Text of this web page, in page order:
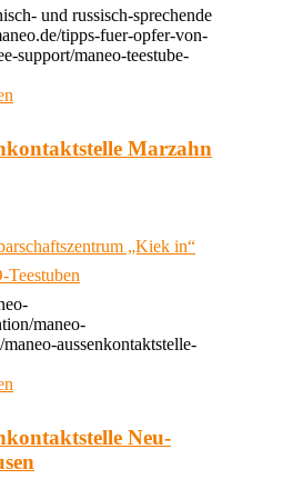
und russisch-sprechende
tipps-fuer-opfer-von-
support/maneo-teestube-
Marzahn
„Kiek in“
maneo-
aussenkontaktstelle-
Neu-